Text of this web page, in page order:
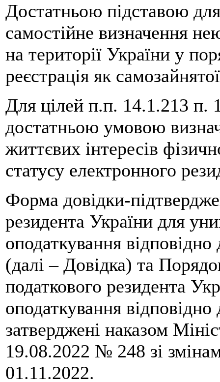
Достатньою підставою
самостійне визначення
на території України у
реєстрація як
Для цілей п.п. 14.1.213 п.
достатньою умовою
життєвих інтересів
статусу електронного
Форма довідки-
резидента України для
оподаткування
(далі – Довідка) та
податкового резидента
оподаткування
затверджені наказом
19.08.2022 № 248 зі
01.11.2022.